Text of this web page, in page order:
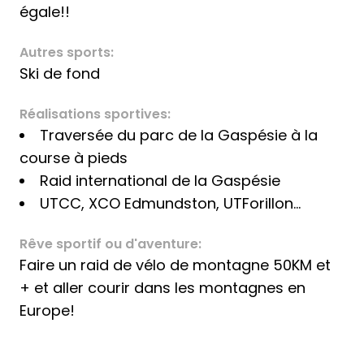
égale!!
Autres sports:
Ski de fond
Réalisations sportives:
Traversée du parc de la Gaspésie à la
course à pieds
Raid international de la Gaspésie
UTCC, XCO Edmundston, UTForillon...
Rêve sportif ou d'aventure:
Faire un raid de vélo de montagne 50KM et
+ et aller courir dans les montagnes en
Europe!